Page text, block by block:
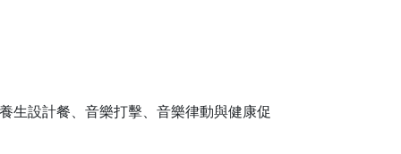
生設計餐、音樂打擊、音樂律動與健康促